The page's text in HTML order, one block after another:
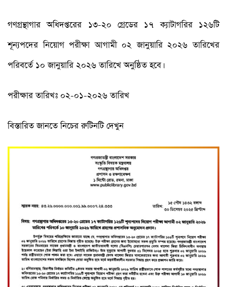
গণগ্রন্থাগার অধিদপ্তরের ১৩-২০ গ্রেডের ১৭ ক্যাটাগরির ১২৬টি
শূন্যপদের নিয়োগ পরীক্ষা আগামী ০২ জানুয়ারি ২০২৬ তারিখের
পরিবর্তে ১০ জানুয়ারি ২০২৬ তারিখে অনুষ্ঠিত হবে।
পরীক্ষার তারিখঃ ০২-০১-২০২৬ তারিখ
বিস্তারিত জানতে নিচের রুটিনটি দেখুন